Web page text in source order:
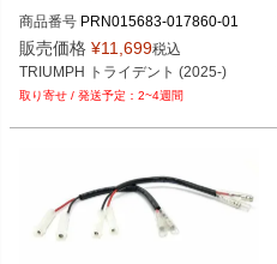
商品番号 PRN015683-017860-01
販売価格 ¥11,699税込
TRIUMPH トライデント (2025-)
2~4週間